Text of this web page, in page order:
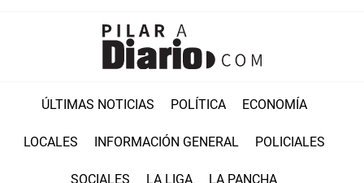
ÚLTIMAS NOTICIAS POLÍTICA ECONOMÍA
LOCALES INFORMACIÓN GENERAL POLICIALES
SOCIALES LA LIGA LA PANCHA